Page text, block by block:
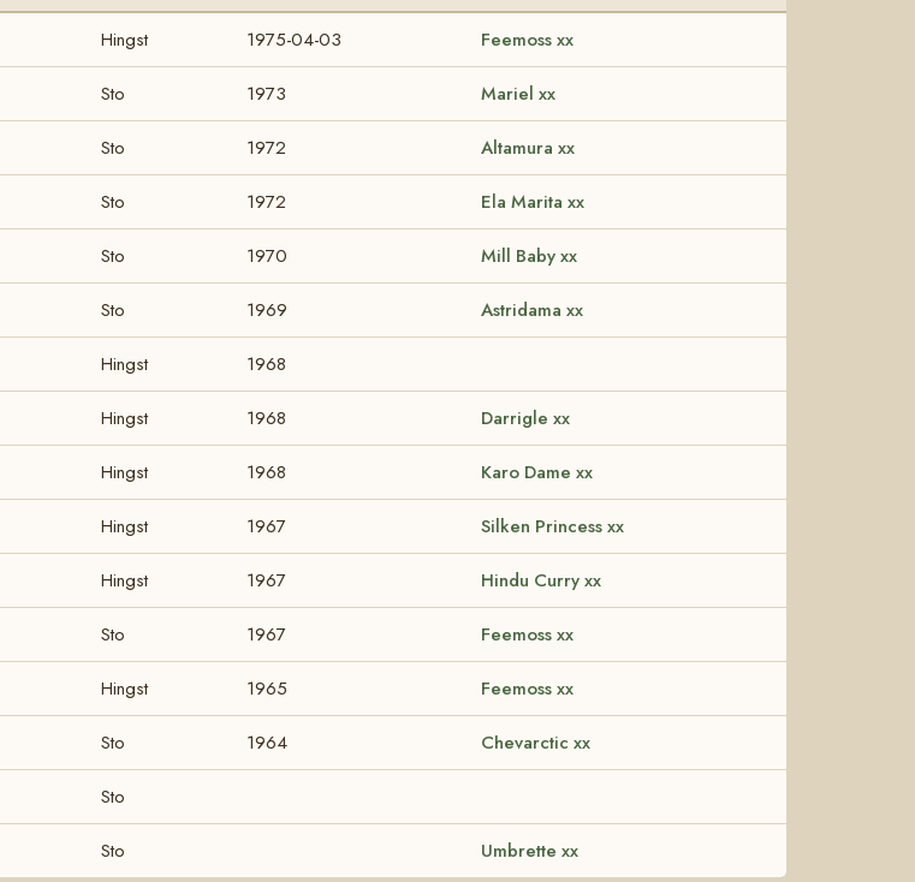
Hingst 1975-04-03 Feemoss xx
Sto 1973 Mariel xx
Sto 1972 Altamura xx
Sto 1972 Ela Marita xx
Sto 1970 Mill Baby xx
Sto 1969 Astridama xx
Hingst 1968
Hingst 1968 Darrigle xx
Hingst 1968 Karo Dame xx
Hingst 1967 Silken Princess xx
Hingst 1967 Hindu Curry xx
Sto 1967 Feemoss xx
Hingst 1965 Feemoss xx
Sto 1964 Chevarctic xx
Sto
Sto Umbrette xx